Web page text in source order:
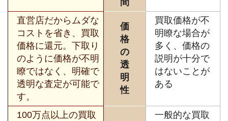
間
直営店だからムダな
コストを省き、買取
価格に還元。下取り
のように価格が不明
瞭ではなく、明確で
透明な査定が可能で
す。
価
格
の
透
明
性
買取価格が不
明瞭な場合が
多く、価格の
説明が十分で
はないことが
ある
100万点以上の買取
一般的な買取